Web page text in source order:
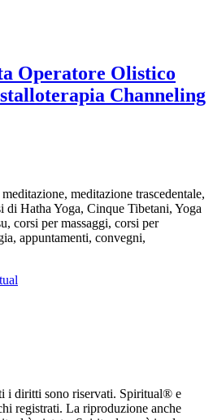
Operatore Olistico
Channeling
meditazione trascedentale,
di Hatha Yoga, Cinque Tibetani, Yoga
corsi per massaggi, corsi per
appuntamenti, convegni,
i diritti sono riservati. Spiritual® e
registrati. La riproduzione anche